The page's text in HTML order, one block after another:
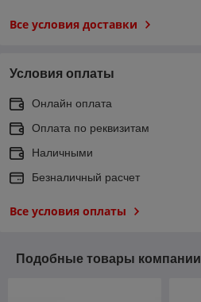
Все условия доставки
Условия оплаты
Онлайн оплата
Оплата по реквизитам
Наличными
Безналичный расчет
Все условия оплаты
Подобные товары компании